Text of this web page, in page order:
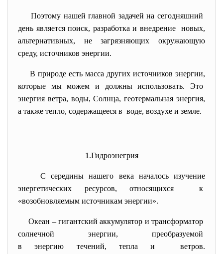
Поэтому нашей главной задачей на сегодняшний
день является поиск, разработка и внедрение новых,
альтернативных, не загрязняющих окружающую
среду, источников энергии.
В природе есть масса других источников энергии,
которые мы можем и должны использовать. Это
энергия ветра, воды, Солнца, геотермальная энергия,
а также тепло, содержащееся в воде, воздухе и земле.
1.Гидроэнегрия
С середины нашего века началось изучение
энергетических ресурсов, относящихся к
«возобновляемым источникам энергии».
Океан – гигантский аккумулятор и трансформатор
солнечной энергии, преобразуемой
в энергию течений, тепла и ветров.